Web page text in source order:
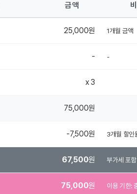
금액
25,000원 1개월 금액
- -
x 3
75,000원
-7,500원 3개월 할인
67,500원 부가세 포함
75,000원 이용 기한: